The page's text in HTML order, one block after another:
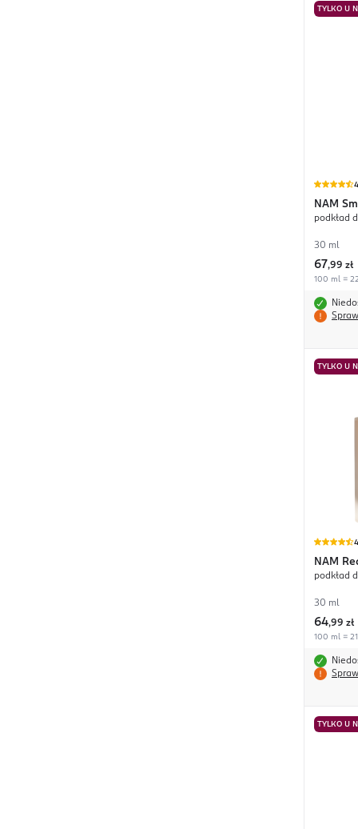
TYLKO U
NAM
podkład
30 ml
67,99 zł
100 ml =
TYLKO U
NAM
podkład
30 ml
64,99 zł
100 ml =
TYLKO U